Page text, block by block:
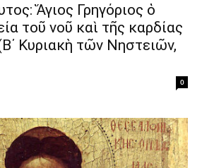
Ἅγιος Γρηγόριος ὁ
τοῦ νοῦ καὶ τῆς καρδίας
Κυριακὴ τῶν Νηστειῶν,
0